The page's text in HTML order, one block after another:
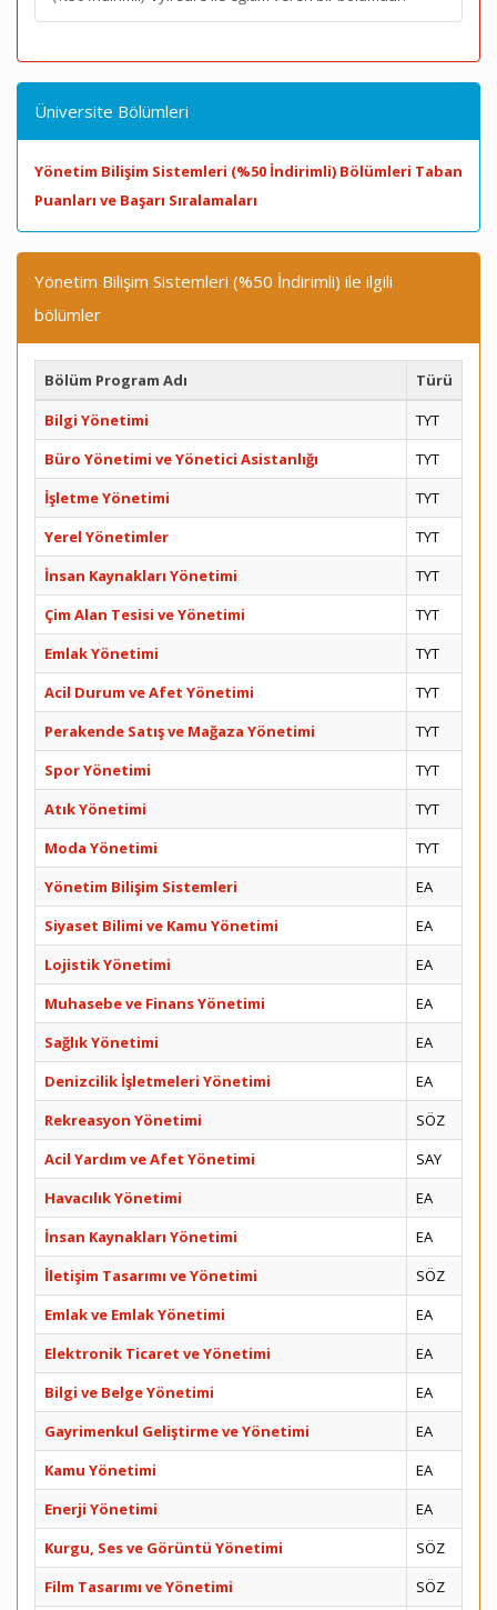
Üniversite Bölümleri
Yönetim Bilişim Sistemleri (%50 İndirimli) Bölümleri Taban
Puanları ve Başarı Sıralamaları
Yönetim Bilişim Sistemleri (%50 İndirimli) ile ilgili
bölümler
Bölüm Program Adı
Türü
Bilgi Yönetimi
TYT
Büro Yönetimi ve Yönetici Asistanlığı
TYT
İşletme Yönetimi
TYT
Yerel Yönetimler
TYT
İnsan Kaynakları Yönetimi
TYT
Çim Alan Tesisi ve Yönetimi
TYT
Emlak Yönetimi
TYT
Acil Durum ve Afet Yönetimi
TYT
Perakende Satış ve Mağaza Yönetimi
TYT
Spor Yönetimi
TYT
Atık Yönetimi
TYT
Moda Yönetimi
TYT
Yönetim Bilişim Sistemleri
EA
Siyaset Bilimi ve Kamu Yönetimi
EA
Lojistik Yönetimi
EA
Muhasebe ve Finans Yönetimi
EA
Sağlık Yönetimi
EA
Denizcilik İşletmeleri Yönetimi
EA
Rekreasyon Yönetimi
SÖZ
Acil Yardım ve Afet Yönetimi
SAY
Havacılık Yönetimi
EA
İnsan Kaynakları Yönetimi
EA
İletişim Tasarımı ve Yönetimi
SÖZ
Emlak ve Emlak Yönetimi
EA
Elektronik Ticaret ve Yönetimi
EA
Bilgi ve Belge Yönetimi
EA
Gayrimenkul Geliştirme ve Yönetimi
EA
Kamu Yönetimi
EA
Enerji Yönetimi
EA
Kurgu, Ses ve Görüntü Yönetimi
SÖZ
Film Tasarımı ve Yönetimi
SÖZ